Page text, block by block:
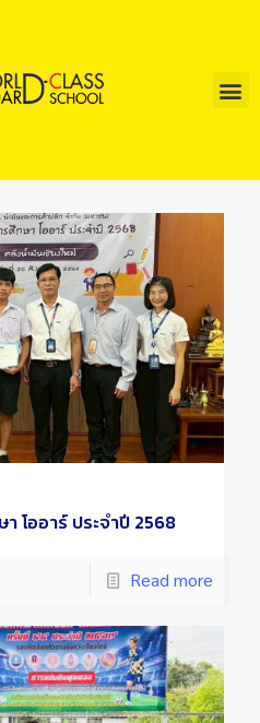
โออาร์ ประจำปี 2568
Read more